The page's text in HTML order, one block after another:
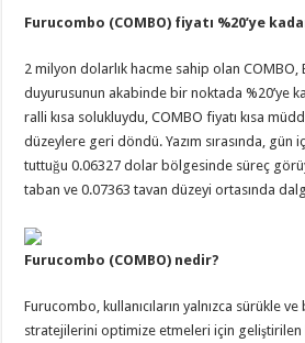
Furucombo (COMBO) fiyatı %20’ye
2 milyon dolarlık hacme sahip olan COMBO,
duyurusunun akabinde bir noktada %20’ye
ralli kısa solukluydu, COMBO fiyatı kısa
düzeylere geri döndü. Yazım sırasında, gün
tuttuğu 0.06327 dolar bölgesinde süreç
taban ve 0.07363 tavan düzeyi ortasında
Furucombo (COMBO) nedir?
Furucombo, kullanıcıların yalnızca sürükle
stratejilerini optimize etmeleri için geliştirilen